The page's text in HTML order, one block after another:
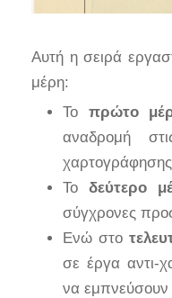
Αυτή η σειρά
μέρη:
Το πρώτο
αναδρομή
Τοδεύτερο
σύγχρονες
Ενώ στο
σε έργα αντι-
να εμπνεύσουν